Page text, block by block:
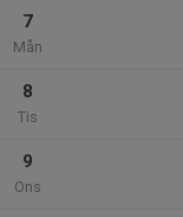
7
Mån
8
Tis
9
Ons